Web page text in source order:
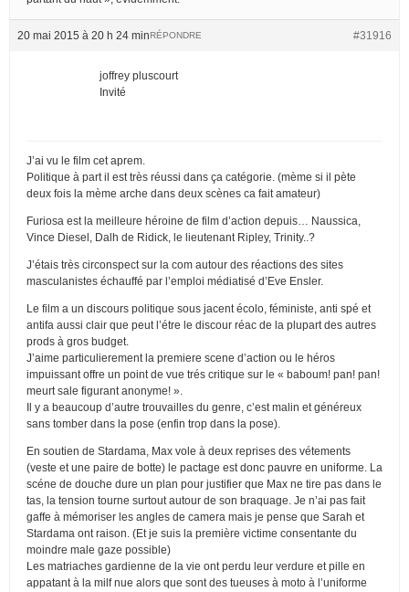
20 mai 2015 à 20 h 24 min #31916
RÉPONDRE
joffrey pluscourt
Invité
J’ai vu le film cet aprem.
Politique à part il est très réussi dans ça catégorie. (mème si il pète
deux fois la mème arche dans deux scènes ca fait amateur)
Furiosa est la meilleure héroine de film d’action depuis… Naussica,
Vince Diesel, Dalh de Ridick, le lieutenant Ripley, Trinity..?
J’étais très circonspect sur la com autour des réactions des sites
masculanistes échauffé par l’emploi médiatisé d’Eve Ensler.
Le film a un discours politique sous jacent écolo, féministe, anti spé et
antifa aussi clair que peut l’étre le discour réac de la plupart des autres
prods à gros budget.
J’aime particulierement la premiere scene d’action ou le héros
impuissant offre un point de vue trés critique sur le « baboum! pan! pan!
meurt sale figurant anonyme! ».
Il y a beaucoup d’autre trouvailles du genre, c’est malin et généreux
sans tomber dans la pose (enfin trop dans la pose).
En soutien de Stardama, Max vole à deux reprises des vétements
(veste et une paire de botte) le pactage est donc pauvre en uniforme. La
scéne de douche dure un plan pour justifier que Max ne tire pas dans le
tas, la tension tourne surtout autour de son braquage. Je n’ai pas fait
gaffe à mémoriser les angles de camera mais je pense que Sarah et
Stardama ont raison. (Et je suis la première victime consentante du
moindre male gaze possible)
Les matriaches gardienne de la vie ont perdu leur verdure et pille en
appatant à la milf nue alors que sont des tueuses à moto à l’uniforme